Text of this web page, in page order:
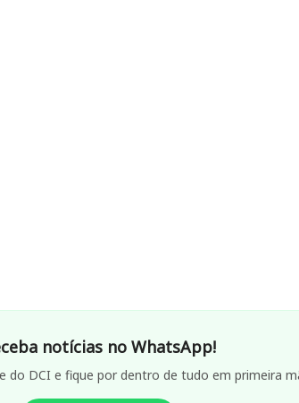
notícias no WhatsApp!
do DCI e fique por dentro de tudo em primeira